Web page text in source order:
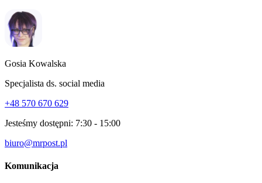
Gosia Kowalska
Specjalista ds. social media
+48 570 670 629
Jesteśmy dostępni: 7:30 - 15:00
biuro@mrpost.pl
Komunikacja